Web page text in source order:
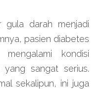
gula darah menjadi
pasien diabetes
kondisi
yang sangat serius.
sekalipun, ini juga